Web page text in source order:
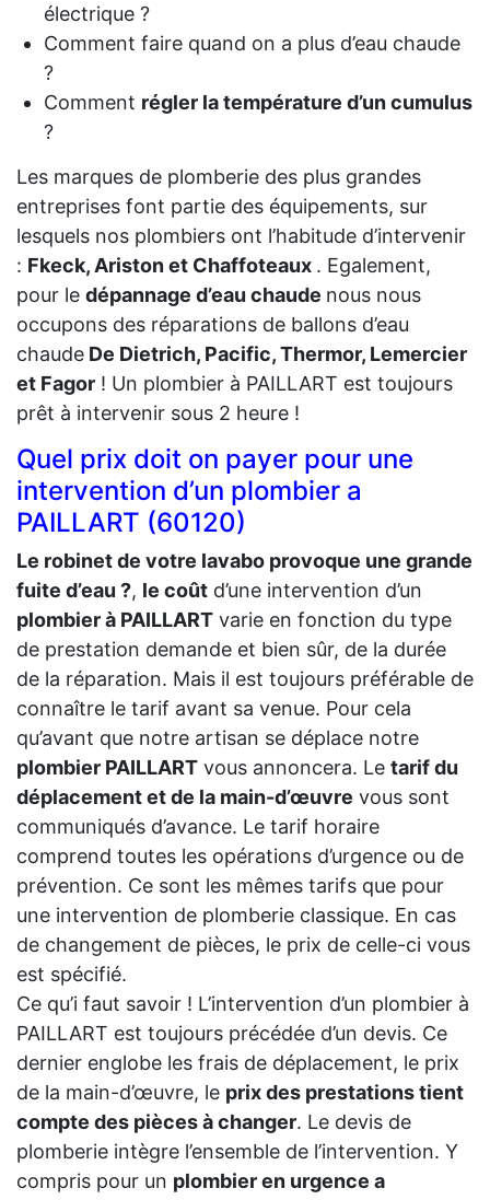
électrique ?
Comment faire quand on a plus d’eau chaude
?
Comment régler la température d’un cumulus
?
Les marques de plomberie des plus grandes
entreprises font partie des équipements, sur
lesquels nos plombiers ont l’habitude d’intervenir
: Fkeck, Ariston et Chaffoteaux . Egalement,
pour le dépannage d’eau chaude nous nous
occupons des réparations de ballons d’eau
chaude De Dietrich, Pacific, Thermor, Lemercier
et Fagor ! Un plombier à PAILLART est toujours
prêt à intervenir sous 2 heure !
Quel prix doit on payer pour une
intervention d’un plombier a
PAILLART (60120)
Le robinet de votre lavabo provoque une grande
fuite d’eau ?, le coût d’une intervention d’un
plombier à PAILLART varie en fonction du type
de prestation demande et bien sûr, de la durée
de la réparation. Mais il est toujours préférable de
connaître le tarif avant sa venue. Pour cela
qu’avant que notre artisan se déplace notre
plombier PAILLART vous annoncera. Le tarif du
déplacement et de la main-d’œuvre vous sont
communiqués d’avance. Le tarif horaire
comprend toutes les opérations d’urgence ou de
prévention. Ce sont les mêmes tarifs que pour
une intervention de plomberie classique. En cas
de changement de pièces, le prix de celle-ci vous
est spécifié.
Ce qu’i faut savoir ! L’intervention d’un plombier à
PAILLART est toujours précédée d’un devis. Ce
dernier englobe les frais de déplacement, le prix
de la main-d’œuvre, le prix des prestations tient
compte des pièces à changer. Le devis de
plomberie intègre l’ensemble de l’intervention. Y
compris pour un plombier en urgence a